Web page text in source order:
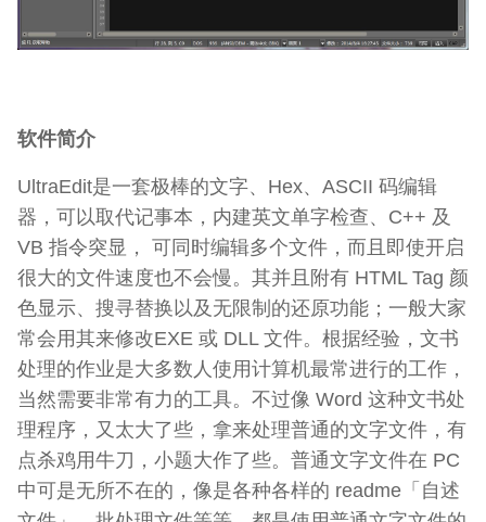
软件简介
UltraEdit是一套极棒的文字、Hex、ASCII 码编辑
器，可以取代记事本，内建英文单字检查、C++ 及
VB 指令突显， 可同时编辑多个文件，而且即使开启
很大的文件速度也不会慢。其并且附有 HTML Tag 颜
色显示、搜寻替换以及无限制的还原功能；一般大家
常会用其来修改EXE 或 DLL 文件。根据经验，文书
处理的作业是大多数人使用计算机最常进行的工作，
当然需要非常有力的工具。不过像 Word 这种文书处
理程序，又太大了些，拿来处理普通的文字文件，有
点杀鸡用牛刀，小题大作了些。普通文字文件在 PC
中可是无所不在的，像是各种各样的 readme「自述